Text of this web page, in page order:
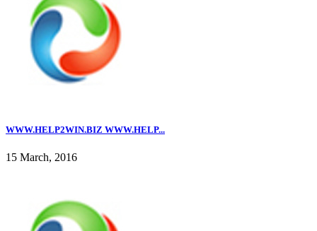
WWW.HELP2WIN.BIZ WWW.HELP...
15 March, 2016